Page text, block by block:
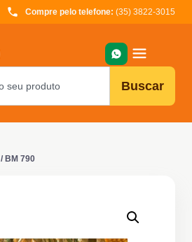
Compre pelo telefone: (35) 3822-3015
Buscar
/ BM 790